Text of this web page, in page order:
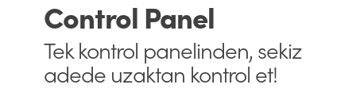
Kamera Kontrolü
Finland
France
Germany
Control Panel
Tek kontrol panelinden, sekiz
adede uzaktan kontrol et!